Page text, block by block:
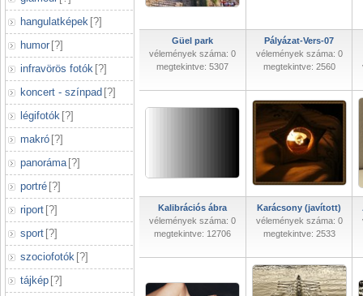
hangulatképek [?]
humor [?]
infravörös fotók [?]
koncert - színpad [?]
légifotók [?]
makró [?]
panoráma [?]
portré [?]
riport [?]
sport [?]
szociofotók [?]
tájkép [?]
Güel park
vélemények száma: 0
megtekintve: 5307
Pályázat-Vers-07
vélemények száma: 0
megtekintve: 2560
Kalibrációs ábra
vélemények száma: 0
megtekintve: 12706
Karácsony (javított)
vélemények száma: 0
megtekintve: 2533